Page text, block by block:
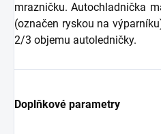
mrazničku. Autochladnička
(označen ryskou na
2/3 objemu autoledničky.
Doplňkové parametry